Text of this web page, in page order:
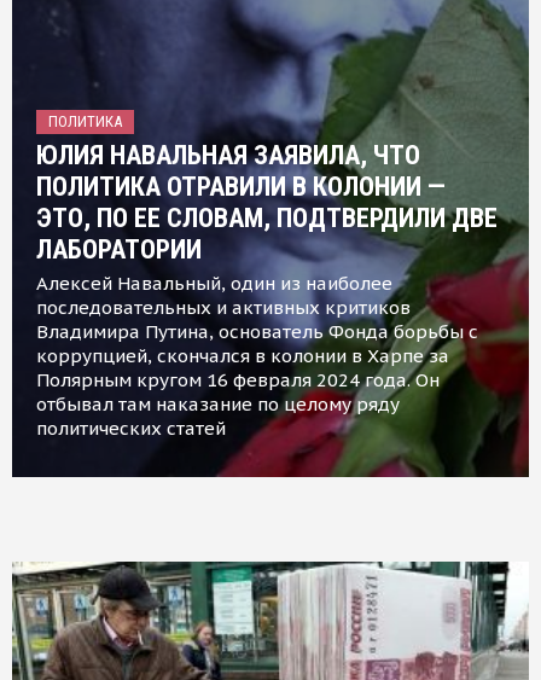
ПОЛИТИКА
ЮЛИЯ НАВАЛЬНАЯ ЗАЯВИЛА, ЧТО
ПОЛИТИКА ОТРАВИЛИ В КОЛОНИИ —
ЭТО, ПО ЕЕ СЛОВАМ, ПОДТВЕРДИЛИ ДВЕ
ЛАБОРАТОРИИ
Алексей Навальный, один из наиболее
последовательных и активных критиков
Владимира Путина, основатель Фонда борьбы с
коррупцией, скончался в колонии в Харпе за
Полярным кругом 16 февраля 2024 года. Он
отбывал там наказание по целому ряду
политических статей